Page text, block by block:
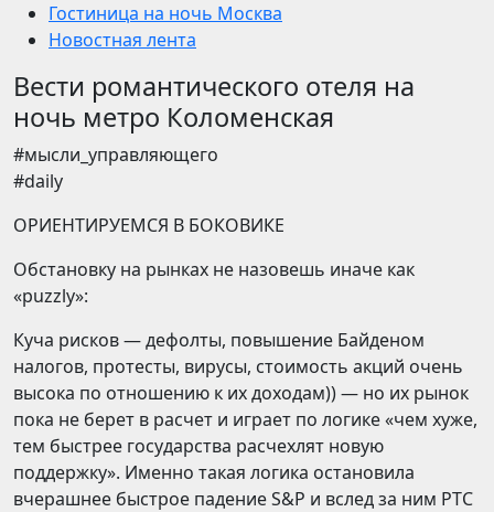
Гостиница на ночь Москва
Новостная лента
Вести романтического отеля на
ночь метро Коломенская
​​#мысли_управляющего
#daily
ОРИЕНТИРУЕМСЯ В БОКОВИКЕ
Обстановку на рынках не назовешь иначе как
«puzzly»:
Куча рисков — дефолты, повышение Байденом
налогов, протесты, вирусы, стоимость акций очень
высока по отношению к их доходам)) — но их рынок
пока не берет в расчет и играет по логике «чем хуже,
тем быстрее государства расчехлят новую
поддержку». Именно такая логика остановила
вчерашнее быстрое падение S&P и вслед за ним РТС